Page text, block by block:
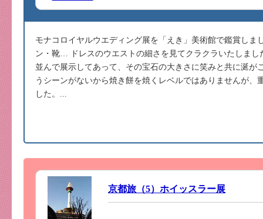
モナコロイヤルウエディング展を「えき」美術館で鑑賞しま
ン・靴… ドレスのウエストの細さを見てクラクラいたしま
並んで展示してあって、その宝石の大きさに笑みと共に涎が
うシーンがないから焼き餅を焼くレベルではありませんが、
した。...
京都旅（5）ホイッスラー展